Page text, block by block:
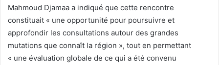
Mahmoud Djamaa a indiqué que cette rencontre
constituait « une opportunité pour poursuivre et
approfondir les consultations autour des grandes
mutations que connaît la région », tout en permettant
« une évaluation globale de ce qui a été convenu